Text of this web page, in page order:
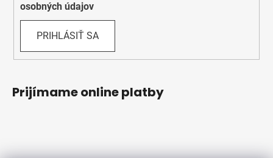
osobných údajov
PRIHLÁSIŤ SA
Prijímame online platby